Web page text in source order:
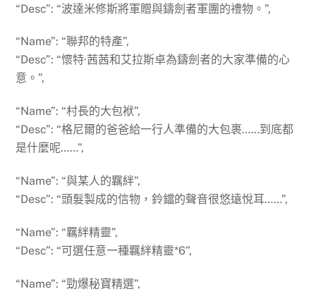
“Desc”: “波達米修斯將軍贈與鑄劍者軍團的禮物。”,
“Name”: “聯邦的特產”,
“Desc”: “懷特·茜茜和艾拉斯卓為鑄劍者的大家準備的心
意。”,
“Name”: “村長的大包袱”,
“Desc”: “格尼爾的爸爸給一行人準備的大包裹……到底都
是什麼呢……”,
“Name”: “與某人的羈絆”,
“Desc”: “頭髮製成的信物，鈴鐺的聲音很悠遠悅耳……”,
“Name”: “羈絆精靈”,
“Desc”: “可選任意一種羈絆精靈*6”,
“Name”: “勁爆秘寶精選”,